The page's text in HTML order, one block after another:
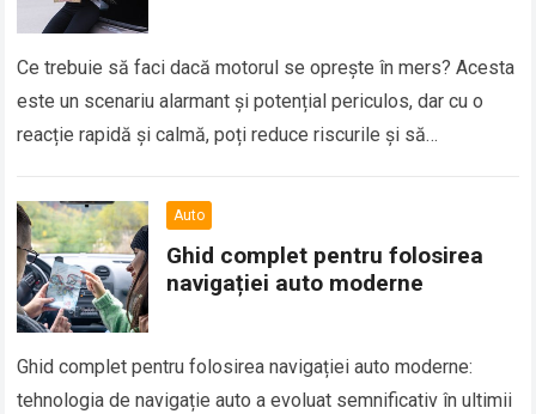
Ce trebuie să faci dacă motorul se oprește în mers? Acesta
este un scenariu alarmant și potențial periculos, dar cu o
reacție rapidă și calmă, poți reduce riscurile și să…
Auto
Ghid complet pentru folosirea
navigației auto moderne
Ghid complet pentru folosirea navigației auto moderne:
tehnologia de navigație auto a evoluat semnificativ în ultimii